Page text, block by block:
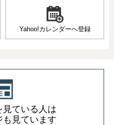
Yahoo!カレンダーへ登録
見ている人は
も見ています